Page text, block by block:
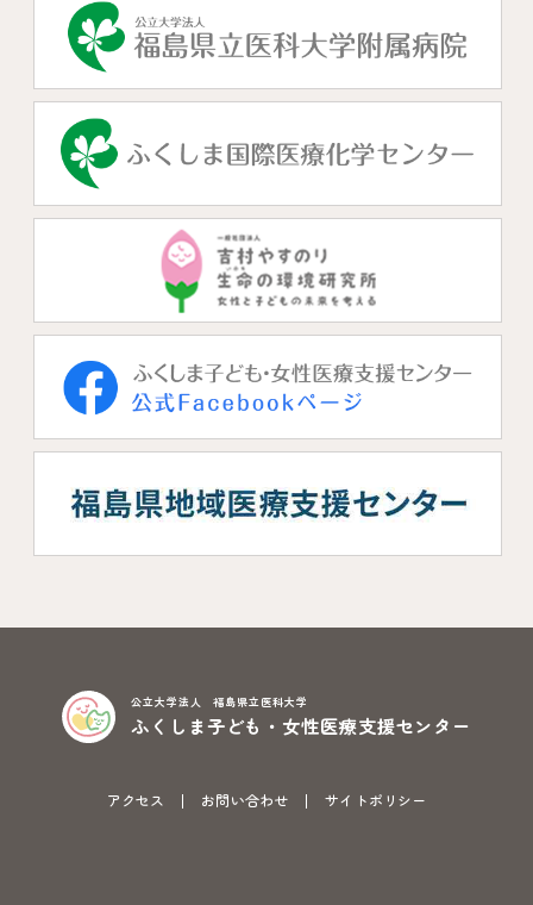
公立大学法人 福島県立医科大学
ふくしま子ども・女性医療支援センター
アクセス お問い合わせ サイトポリシー